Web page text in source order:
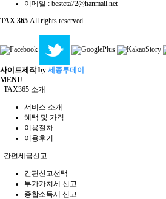
이메일 : bestcta72@hanmail.net
TAX 365 All rights reserved.
사이트제작 by 세종투데이
MENU
TAX365 소개
서비스 소개
혜택 및 가격
이용절차
이용후기
간편세금신고
간편신고선택
부가가치세 신고
종합소득세 신고